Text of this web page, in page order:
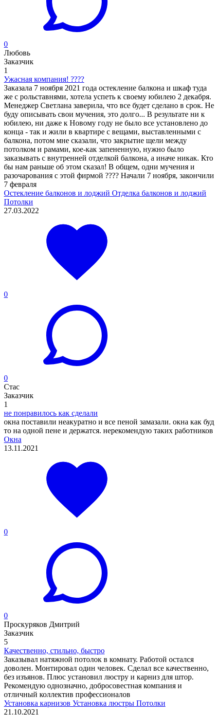
0
Любовь
Заказчик
1
Ужасная компания! ????
Заказала 7 ноября 2021 года остекление балкона и шкаф туда
же с рольставнями, хотела успеть к своему юбилею 2 декабря.
Менеджер Светлана заверила, что все будет сделано в срок. Не
буду описывать свои мучения, это долго... В результате ни к
юбилею, ни даже к Новому году не было все установлено до
конца - так и жили в квартире с вещами, выставленными с
балкона, потом мне сказали, что закрытие щели между
потолком и рамами, кое-как запененную, нужно было
заказывать с внутренней отделкой балкона, а иначе никак. Кто
бы нам раньше об этом сказал! В общем, одни мучения и
разочарования с этой фирмой ???? Начали 7 ноября, закончили
7 февраля
Остекление балконов и лоджий Отделка балконов и лоджий
Потолки
27.03.2022
0
0
Стас
Заказчик
1
не понравилось как сделали
окна поставили неакуратно и все пеной замазали. окна как буд
то на одной пене и держатся. нерекомендую таких работников
Окна
13.11.2021
0
0
Проскуряков Дмитрий
Заказчик
5
Качественно, стильно, быстро
Заказывал натяжной потолок в комнату. Работой остался
доволен. Монтировал один человек. Сделал все качественно,
без изъянов. Плюс установил люстру и карниз для штор.
Рекомендую однозначно, добросовестная компания и
отличный коллектив профессионалов
Установка карнизов Установка люстры Потолки
21.10.2021